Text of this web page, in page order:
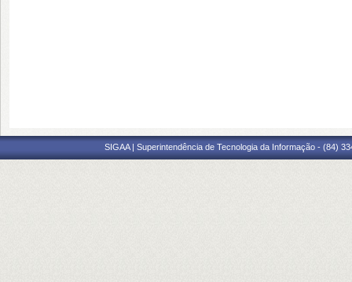
SIGAA | Superintendência de Tecnologia da Informação - (84)